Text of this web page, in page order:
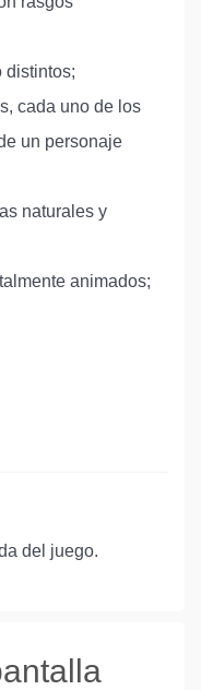
distintos;
cada uno de los
un personaje
naturales y
animados;
del juego.